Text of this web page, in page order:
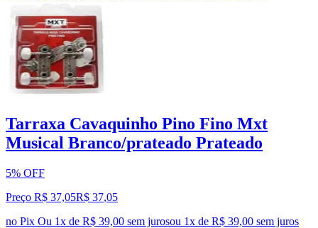
Tarraxa Cavaquinho Pino Fino Mxt
Musical Branco/prateado Prateado
5% OFF
Preço R$ 37,05R$ 37,05
no Pix Ou 1x de R$ 39,00 sem jurosou 1x de R$ 39,00 sem juros